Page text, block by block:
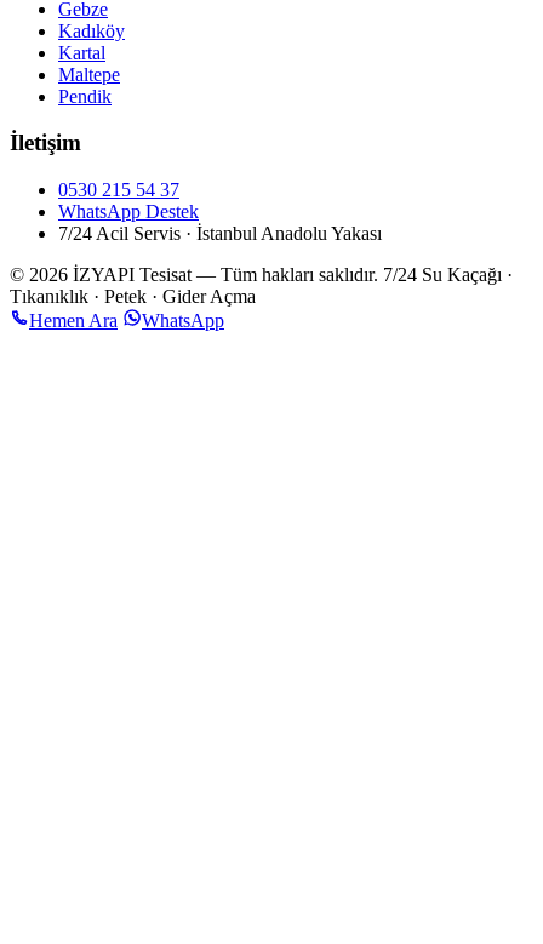
Gebze
Kadıköy
Kartal
Maltepe
Pendik
İletişim
0530 215 54 37
WhatsApp Destek
7/24 Acil Servis · İstanbul Anadolu Yakası
© 2026 İZYAPI Tesisat — Tüm hakları saklıdır. 7/24 Su Kaçağı ·
Tıkanıklık · Petek · Gider Açma
Hemen Ara
WhatsApp